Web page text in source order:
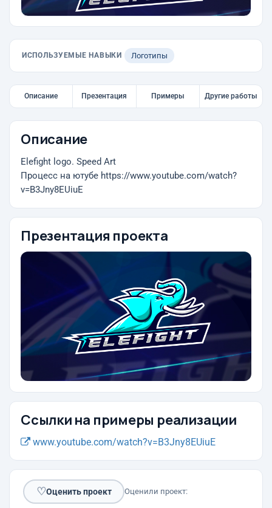
ИСПОЛЬЗУЕМЫЕ НАВЫКИ Логотипы
Описание Презентация Примеры Другие работы
Описание
Elefight logo. Speed Art
Процесс на ютубе https://www.youtube.com/watch?
v=B3Jny8EUiuE
Презентация проекта
Ссылки на примеры реализации
www.youtube.com/watch?v=B3Jny8EUiuE
♡Оценить проект Оценили проект: